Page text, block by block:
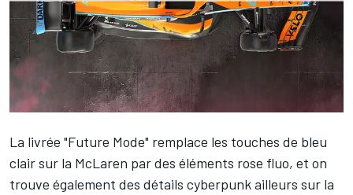
La livrée "Future Mode" remplace les touches de bleu
clair sur la McLaren par des éléments rose fluo, et on
trouve également des détails cyberpunk ailleurs sur la